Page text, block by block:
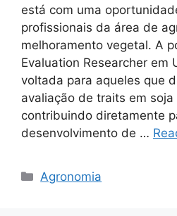
está com uma
profissionais da área de
melhoramento vegetal. A
Evaluation Researcher em
voltada para aqueles que
avaliação de traits em soja
contribuindo diretamente
desenvolvimento de …
Categories
Agronomia